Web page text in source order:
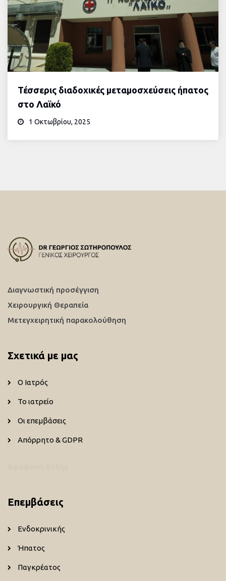
Τέσσερις διαδοχικές μεταμοσχεύσεις ήπατος
στο Λαϊκό
1 Οκτωβρίου, 2025
Διαγνωστική προσέγγιση
Χειρουργική Θεραπεία
Μετεγχειρητική παρακολούθηση
Σχετικά με μας
Ο Ιατρός
Το ιατρείο
Οι επεμβάσεις
Απόρρητο & GDPR
Επεμβάσεις
Ενδοκρινικής
Ήπατος
Παγκρέατος